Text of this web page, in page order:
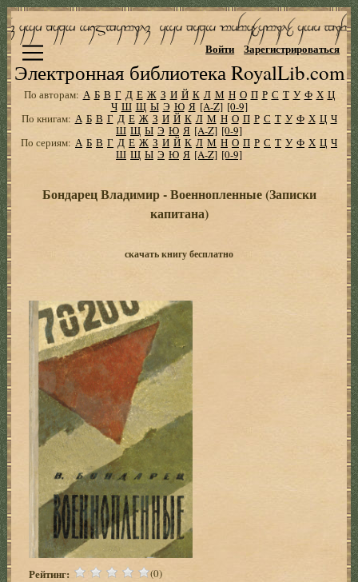
Электронная библиотека RoyalLib.com
Войти Зарегистрироваться
По авторам: А Б В Г Д Е Ж З И Й К Л М Н О П Р С Т У Ф Х Ц
Ч Ш Щ Ы Э Ю Я [A-Z] [0-9]
По книгам: А Б В Г Д Е Ж З И Й К Л М Н О П Р С Т У Ф Х Ц Ч
Ш Щ Ы Э Ю Я [A-Z] [0-9]
По сериям: А Б В Г Д Е Ж З И Й К Л М Н О П Р С Т У Ф Х Ц Ч
Ш Щ Ы Э Ю Я [A-Z] [0-9]
Бондарец Владимир - Военнопленные (Записки
капитана)
скачать книгу бесплатно
Рейтинг: (0)